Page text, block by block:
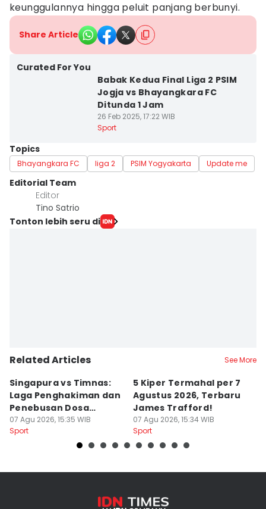
keunggulannya hingga peluit panjang berbunyi.
Share Article
Curated For You
Babak Kedua Final Liga 2 PSIM
Jogja vs Bhayangkara FC
Ditunda 1 Jam
26 Feb 2025, 17:22 WIB
Sport
Topics
Bhayangkara FC liga 2 PSIM Yogyakarta Update me
Editorial Team
Editor
Tino Satrio
Tonton lebih seru di
Related Articles See More
Singapura vs Timnas:
Laga Penghakiman dan
Penebusan Dosa
Garuda
07 Agu 2026, 15:35 WIB
Sport
5 Kiper Termahal per 7
Agustus 2026, Terbaru
James Trafford!
07 Agu 2026, 15:34 WIB
Sport